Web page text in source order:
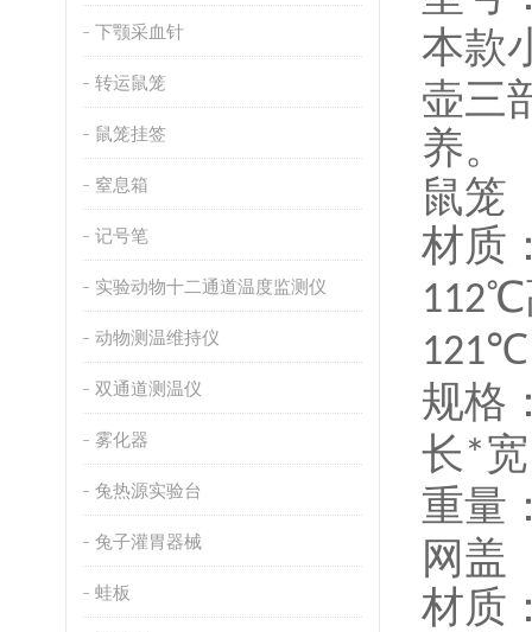
下颚采血针
转运鼠笼
鼠笼挂签
窒息箱
记号笔
实验动物十二通道温度监测仪
动物测温维持仪
双通道测温仪
雾化器
兔热源实验台
兔子灌胃器械
蛙板
本款
壶三
养。
鼠笼
材质
112℃
121℃
规格
长*宽
重量
网盖
材质